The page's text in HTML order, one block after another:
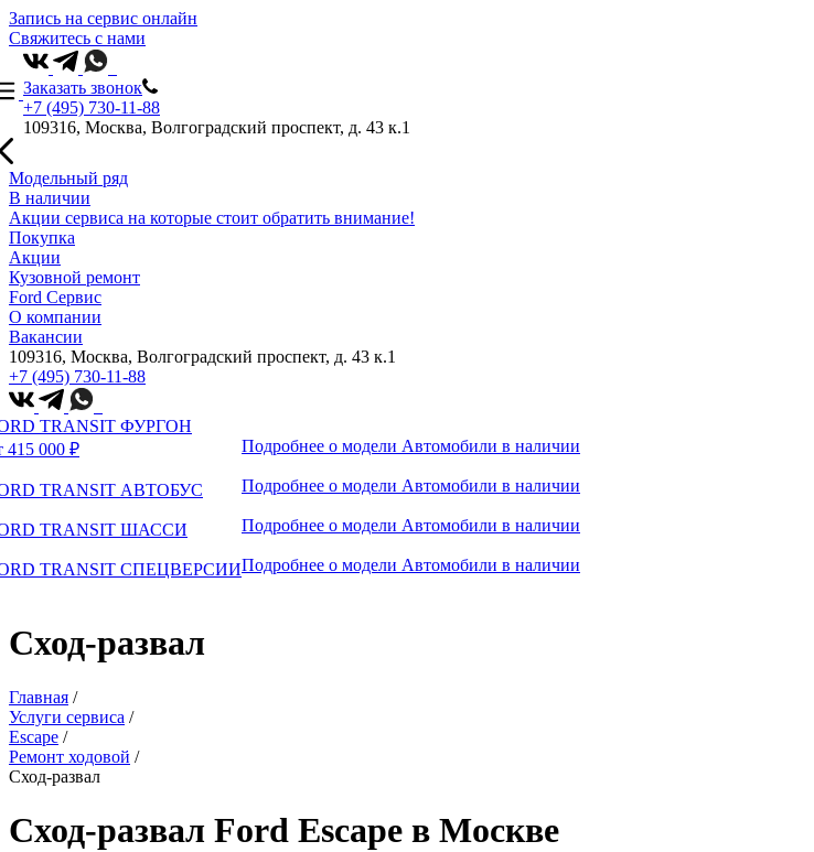
Запись на сервис онлайн
Свяжитесь с нами
Заказать звонок
+7 (495) 730-11-88
109316, Москва, Волгоградский проспект, д. 43 к.1
Модельный ряд
В наличии
Акции сервиса на которые стоит обратить внимание!
Покупка
Акции
Кузовной ремонт
Ford Сервис
О компании
Вакансии
109316, Москва, Волгоградский проспект, д. 43 к.1
+7 (495) 730-11-88
TRANSIT ФУРГОН
415 000 ₽
TRANSIT АВТОБУС
TRANSIT ШАССИ
TRANSIT СПЕЦВЕРСИИ
Подробнее о модели Автомобили в наличии
Подробнее о модели Автомобили в наличии
Подробнее о модели Автомобили в наличии
Подробнее о модели Автомобили в наличии
Сход-развал
Главная /
Услуги сервиса /
Escape /
Ремонт ходовой /
Сход-развал
Сход-развал Ford Escape в Москве